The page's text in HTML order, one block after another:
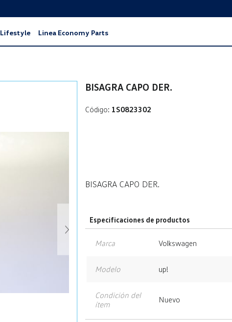
Lifestyle Linea Economy Parts
BISAGRA CAPO DER.
Código: 1S0823302
BISAGRA CAPO DER.
Especificaciones de productos
Marca Volkswagen
Modelo up!
Condición del
ítem
Nuevo